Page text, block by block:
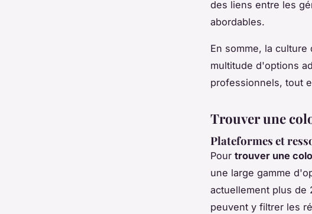
des liens entre les
abordables.
En somme, la
multitude d'options
professionnels, tout
Trouver une
Plateformes et
Pour trouver une
une large gamme
actuellement plus de
peuvent y filtrer les